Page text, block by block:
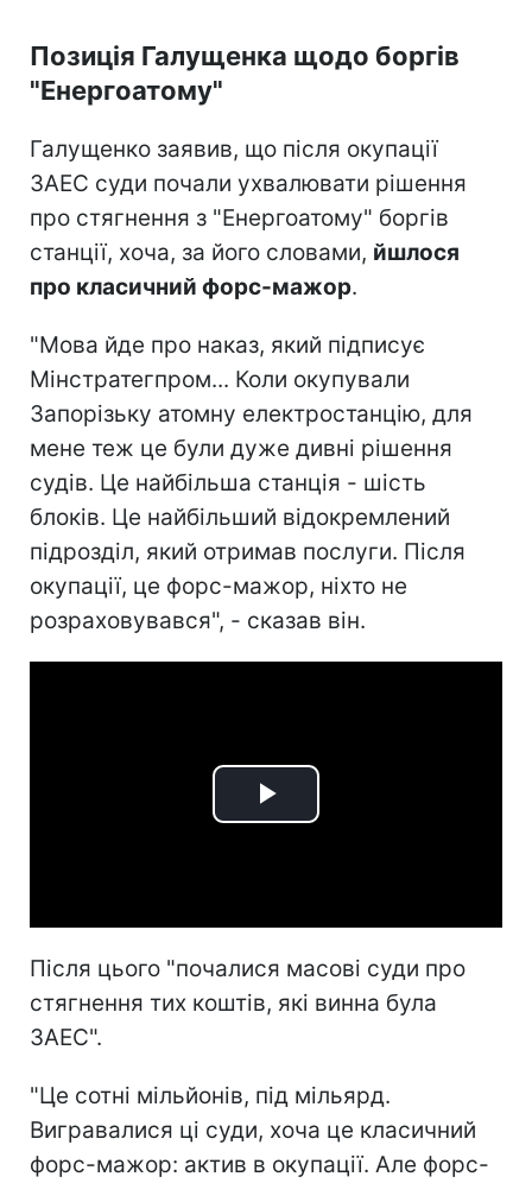
Позиція Галущенка щодо боргів
"Енергоатому"
Галущенко заявив, що після окупації
ЗАЕС суди почали ухвалювати рішення
про стягнення з "Енергоатому" боргів
станції, хоча, за його словами, йшлося
про класичний форс-мажор.
"Мова йде про наказ, який підписує
Мінстратегпром... Коли окупували
Запорізьку атомну електростанцію, для
мене теж це були дуже дивні рішення
судів. Це найбільша станція - шість
блоків. Це найбільший відокремлений
підрозділ, який отримав послуги. Після
окупації, це форс-мажор, ніхто не
розраховувався", - сказав він.
Play
Після цього "почалися масові суди про
стягнення тих коштів, які винна була
ЗАЕС".
"Це сотні мільйонів, під мільярд.
Вигравалися ці суди, хоча це класичний
форс-мажор: актив в окупації. Але форс-